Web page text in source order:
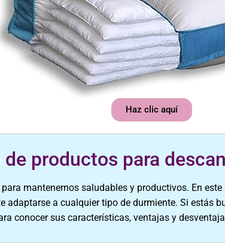
Haz clic aquí
productos para
mantenernos saludables y productivos. En
adaptarse a cualquier tipo de durmiente. Si estás
conocer sus características, ventajas y